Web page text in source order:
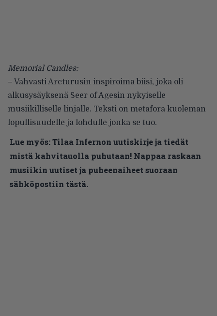
Memorial Candles:
– Vahvasti Arcturusin inspiroima biisi, joka oli
alkusysäyksenä Seer of Agesin nykyiselle
musiikilliselle linjalle. Teksti on metafora kuoleman
lopullisuudelle ja lohdulle jonka se tuo.
Lue myös:Tilaa Infernon uutiskirje ja tiedät
mistä kahvitauolla puhutaan! Nappaa raskaan
musiikin uutiset ja puheenaiheet suoraan
sähköpostiin tästä.